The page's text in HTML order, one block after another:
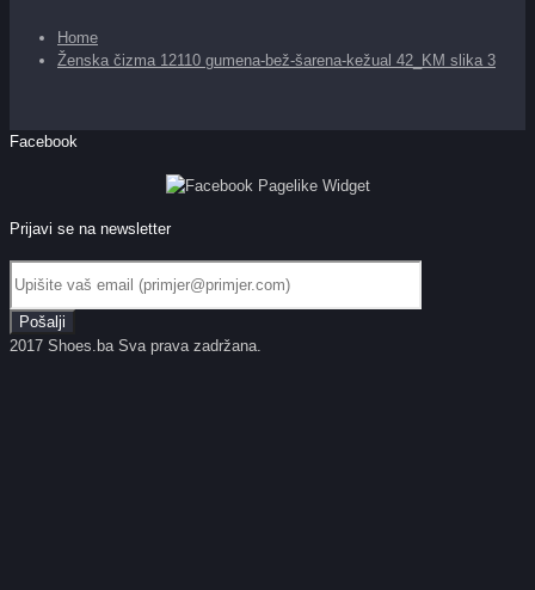
Home
Ženska čizma 12110 gumena-bež-šarena-kežual 42_KM slika 3
Facebook
Prijavi se na newsletter
2017 Shoes.ba Sva prava zadržana.